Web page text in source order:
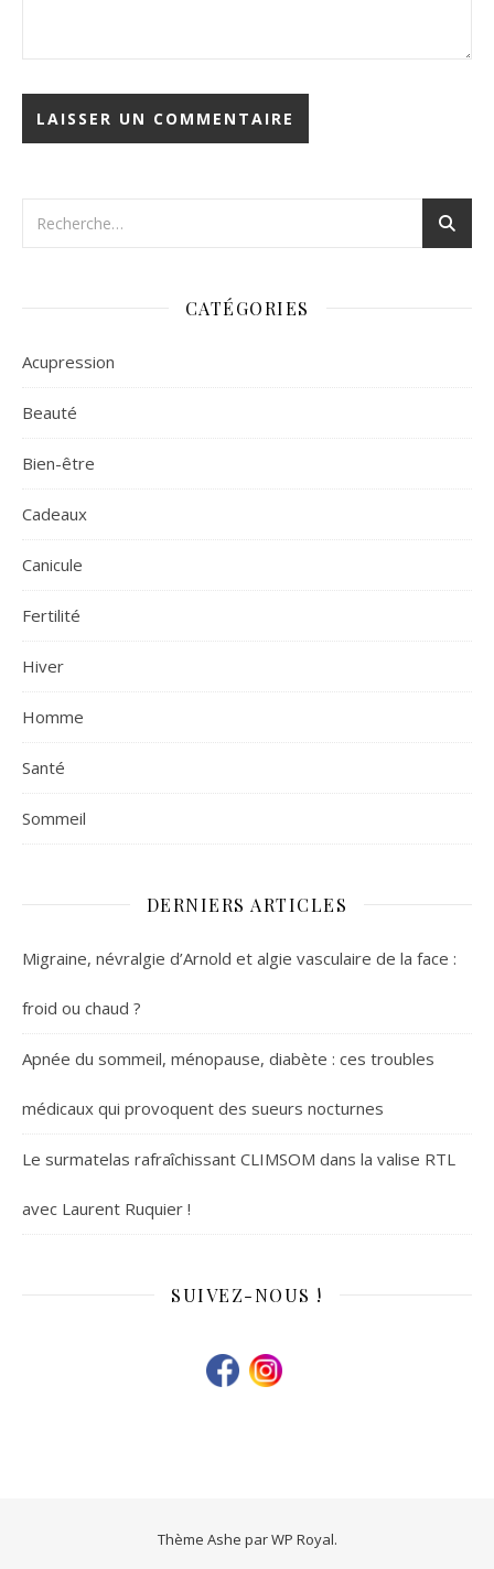
CATÉGORIES
Acupression
Beauté
Bien-être
Cadeaux
Canicule
Fertilité
Hiver
Homme
Santé
Sommeil
DERNIERS ARTICLES
Migraine, névralgie d’Arnold et algie vasculaire de la face :
froid ou chaud ?
Apnée du sommeil, ménopause, diabète : ces troubles
médicaux qui provoquent des sueurs nocturnes
Le surmatelas rafraîchissant CLIMSOM dans la valise RTL
avec Laurent Ruquier !
SUIVEZ-NOUS !
Thème Ashe parWP Royal.